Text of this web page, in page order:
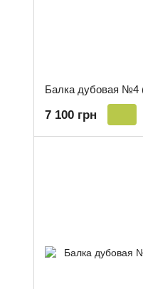
Балка дубовая №4
7 100 грн